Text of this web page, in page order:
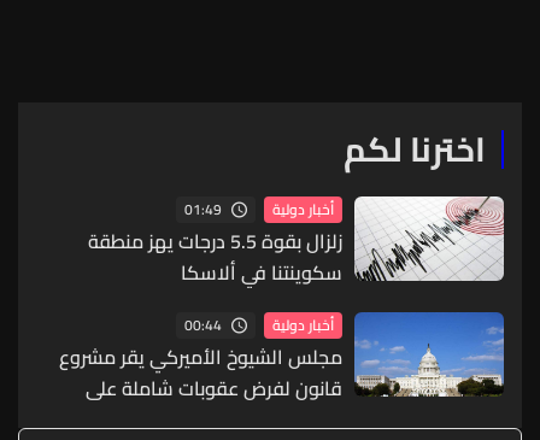
اخترنا لكم
أخبار دولية 01:49
زلزال بقوة 5.5 درجات يهز منطقة
سكوينتنا في ألاسكا
أخبار دولية 00:44
مجلس الشيوخ الأميركي يقر مشروع
قانون لفرض عقوبات شاملة على
روسيا